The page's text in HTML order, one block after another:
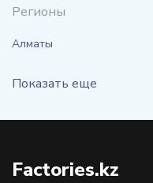
Регионы
Алматы
Показать еще
Factories.kz